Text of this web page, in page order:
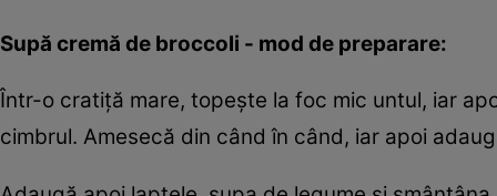
Supă cremă de broccoli - mod de preparare:
Într-o cratiţă mare, topeşte la foc mic untul, iar
cimbrul. Amesecă din când în când, iar apoi